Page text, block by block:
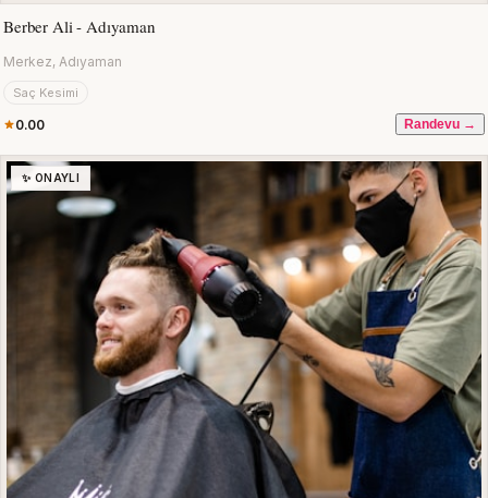
Berber Ali - Adıyaman
Merkez, Adıyaman
Saç Kesimi
0.00 Randevu →
✨ ONAYLI